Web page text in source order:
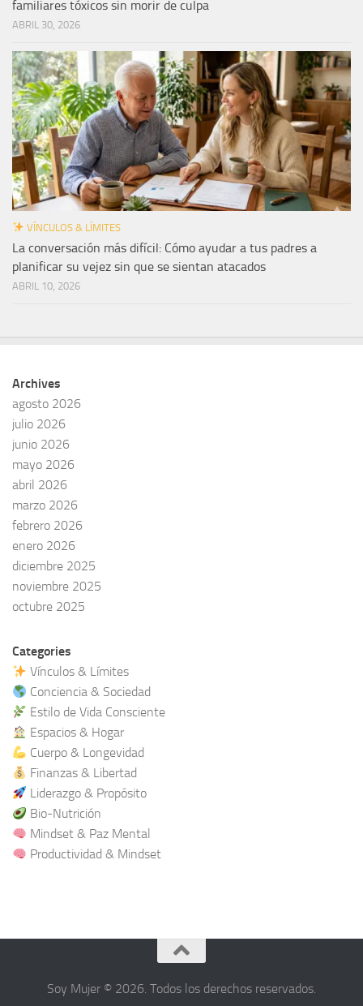
familiares tóxicos sin morir de culpa
ABRIL 30, 2026
VÍNCULOS & LÍMITES
La conversación más difícil: Cómo ayudar a tus padres a
planificar su vejez sin que se sientan atacados
ABRIL 10, 2026
Archives
agosto 2026
julio 2026
junio 2026
mayo 2026
abril 2026
marzo 2026
febrero 2026
enero 2026
diciembre 2025
noviembre 2025
octubre 2025
Categories
Vínculos & Límites
Conciencia & Sociedad
Estilo de Vida Consciente
Espacios & Hogar
Cuerpo & Longevidad
Finanzas & Libertad
Liderazgo & Propósito
Bio-Nutrición
Mindset & Paz Mental
Productividad & Mindset
Soy Mujer © 2026. Todos los derechos reservados.